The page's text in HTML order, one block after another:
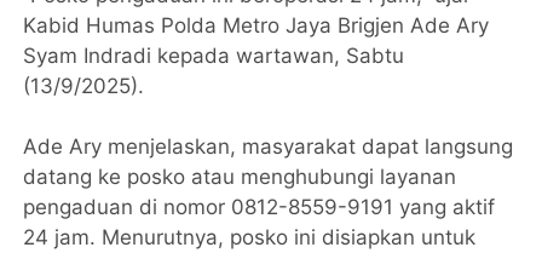
Kabid Humas Polda Metro Jaya Brigjen Ade Ary
Syam Indradi kepada wartawan, Sabtu
(13/9/2025).
Ade Ary menjelaskan, masyarakat dapat langsung
datang ke posko atau menghubungi layanan
pengaduan di nomor 0812-8559-9191 yang aktif
24 jam. Menurutnya, posko ini disiapkan untuk